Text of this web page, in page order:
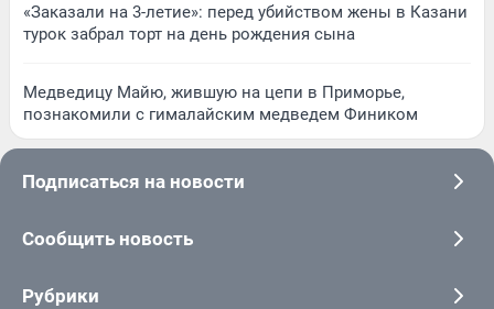
«Заказали на 3-летие»: перед убийством жены в Казани
турок забрал торт на день рождения сына
Медведицу Майю, жившую на цепи в Приморье,
познакомили с гималайским медведем Фиником